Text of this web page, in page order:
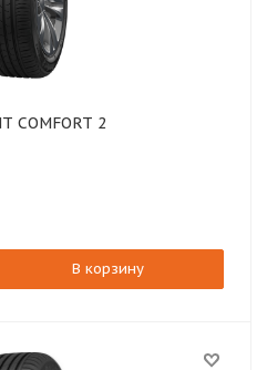
COMFORT 2
В корзину